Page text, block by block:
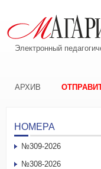
Электронный
АРХИВ
НОМЕРА
№309-2026
№308-2026